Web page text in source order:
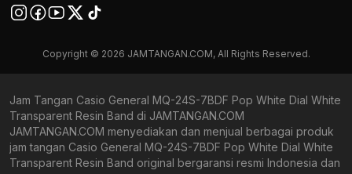
Copyright © 2026 JAMTANGAN.COM, All Rights Reserved.
Jam Tangan Casio General MQ-24S-7BDF Pop White Dial White
Transparent Resin Band di JAMTANGAN.COM
JAMTANGAN.COM menyediakan dan menjual berbagai produk
jam tangan Casio General MQ-24S-7BDF Pop White Dial White
Transparent Resin Band original bergaransi resmi Indonesia dan